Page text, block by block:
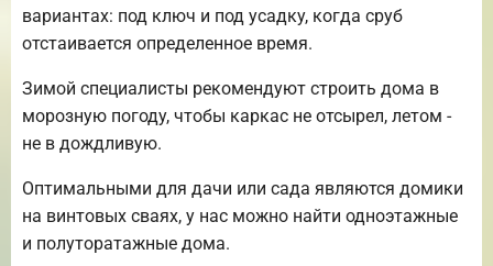
вариантах: под ключ и под усадку, когда сруб
отстаивается определенное время.
Зимой специалисты рекомендуют строить дома в
морозную погоду, чтобы каркас не отсырел, летом -
не в дождливую.
Оптимальными для дачи или сада являются домики
на винтовых сваях, у нас можно найти одноэтажные
и полуторатажные дома.